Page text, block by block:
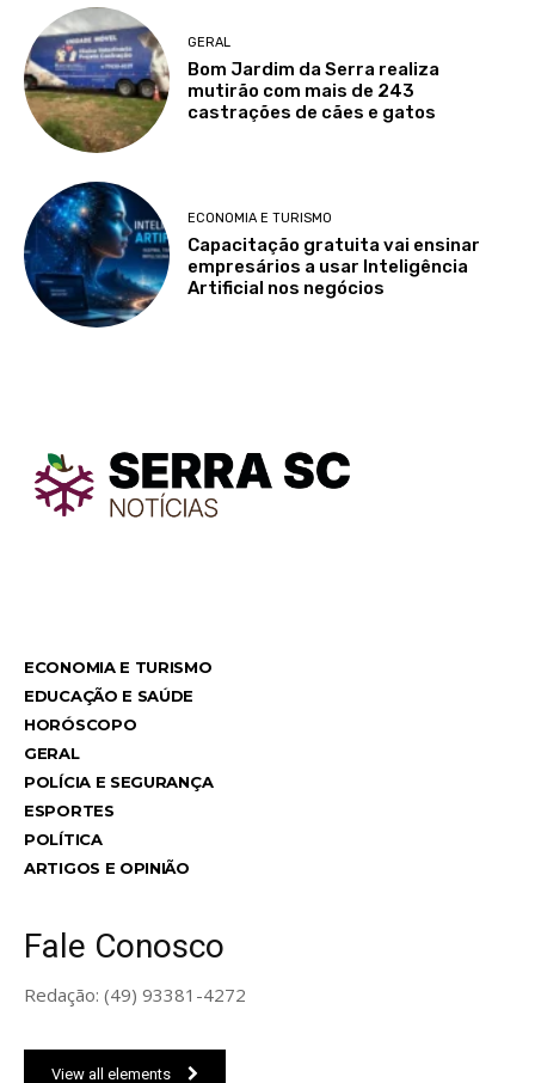
GERAL
Bom Jardim da Serra realiza
mutirão com mais de 243
castrações de cães e gatos
ECONOMIA E TURISMO
Capacitação gratuita vai ensinar
empresários a usar Inteligência
Artificial nos negócios
ECONOMIA E TURISMO
EDUCAÇÃO E SAÚDE
HORÓSCOPO
GERAL
POLÍCIA E SEGURANÇA
ESPORTES
POLÍTICA
ARTIGOS E OPINIÃO
Fale Conosco
Redação: (49) 93381-4272
View all elements